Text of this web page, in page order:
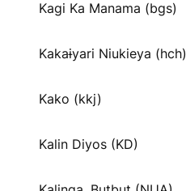
Kagi Ka Manama (bgs)
Kakaɨyari Niukieya (hch)
Kako (kkj)
Kalin Diyos (KD)